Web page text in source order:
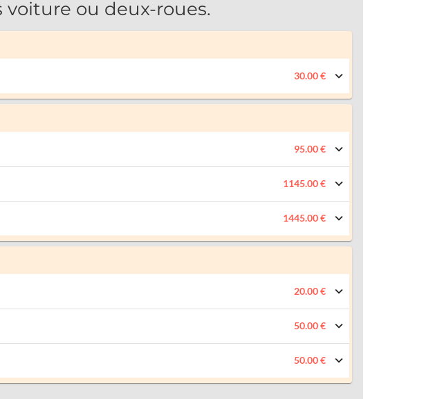
voiture ou deux-roues.
30.00 €
95.00 €
1145.00 €
1445.00 €
20.00 €
50.00 €
50.00 €